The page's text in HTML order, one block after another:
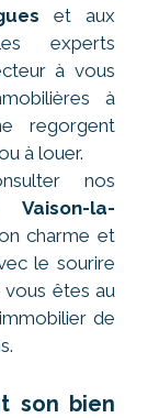
et aux
experts
à vous
à
regorgent
à louer.
nos
la-
charme et
le sourire
êtes au
de
son bien